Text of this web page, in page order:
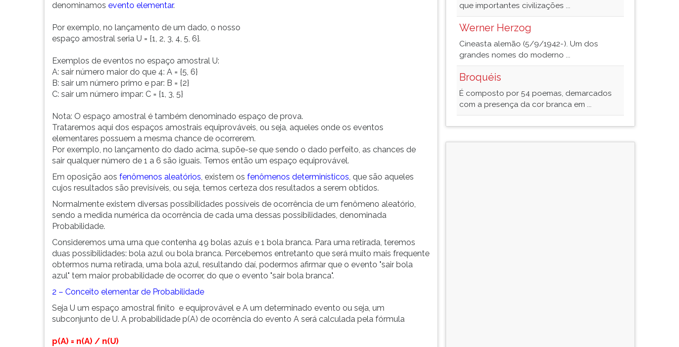
denominamos evento elementar.
Por exemplo, no lançamento de um dado, o nosso
espaço amostral seria U = {1, 2, 3, 4, 5, 6}.
Exemplos de eventos no espaço amostral U:
A: sair número maior do que 4: A = {5, 6}
B: sair um número primo e par: B = {2}
C: sair um número ímpar: C = {1, 3, 5}
Nota: O espaço amostral é também denominado espaço de prova.
Trataremos aqui dos espaços amostrais equiprováveis, ou seja, aqueles onde os eventos
elementares possuem a mesma chance de ocorrerem.
Por exemplo, no lançamento do dado acima, supõe-se que sendo o dado perfeito, as chances de
sair qualquer número de 1 a 6 são iguais. Temos então um espaço equiprovável.
Em oposição aos fenômenos aleatórios, existem os fenômenos determinísticos, que são aqueles
cujos resultados são previsíveis, ou seja, temos certeza dos resultados a serem obtidos.
Normalmente existem diversas possibilidades possíveis de ocorrência de um fenômeno aleatório,
sendo a medida numérica da ocorrência de cada uma dessas possibilidades, denominada
Probabilidade.
Consideremos uma urna que contenha 49 bolas azuis e 1 bola branca. Para uma retirada, teremos
duas possibilidades: bola azul ou bola branca. Percebemos entretanto que será muito mais frequente
obtermos numa retirada, uma bola azul, resultando daí, podermos afirmar que o evento "sair bola
azul" tem maior probabilidade de ocorrer, do que o evento "sair bola branca".
2 – Conceito elementar de Probabilidade
Seja U um espaço amostral finito e equiprovável e A um determinado evento ou seja, um
subconjunto de U. A probabilidade p(A) de ocorrência do evento A será calculada pela fórmula
p(A) = n(A) / n(U)
que importantes civilizações ...
Werner Herzog
Cineasta alemão (5/9/1942-). Um dos
grandes nomes do moderno ...
Broquéis
É composto por 54 poemas, demarcados
com a presença da cor branca em ...